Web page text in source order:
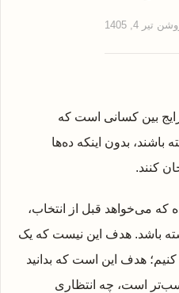
تیر 4, 1405
بین کسانی است که
باشند، بدون اینکه ده‌ها
کنند.
که می‌خواهد قبل از انتخاب،
باشد. هدف این نیست که یک
هدف این است که بدانید
است، چه انتظاری